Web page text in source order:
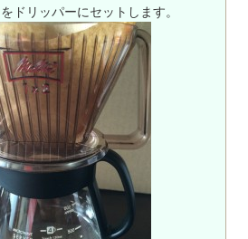
ドリッパーにセットします。